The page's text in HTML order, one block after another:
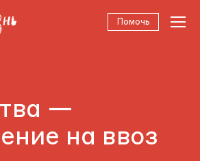
Помочь
—
на ввоз